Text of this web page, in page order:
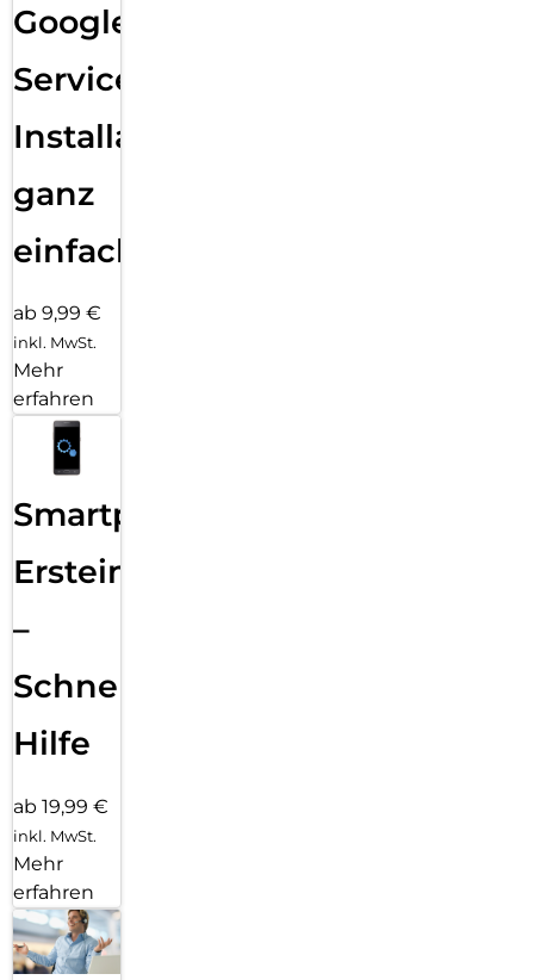
Google
Services
Installation
ganz
einfach
ab 9,99 €
inkl. MwSt.
Mehr
erfahren
Smartphone
Ersteinrichtung
–
Schnelle
Hilfe
ab 19,99 €
inkl. MwSt.
Mehr
erfahren